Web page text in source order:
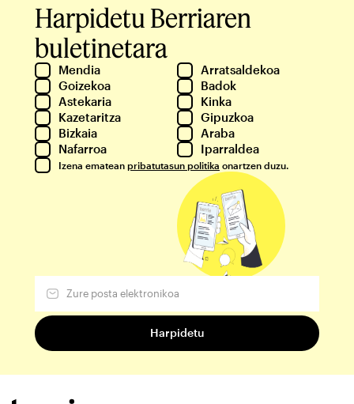
Harpidetu Berriaren
buletinetara
Mendia
Arratsaldekoa
Goizekoa
Badok
Astekaria
Kinka
Kazetaritza
Gipuzkoa
Bizkaia
Araba
Nafarroa
Iparraldea
Izena ematean pribatutasun politika onartzen duzu.